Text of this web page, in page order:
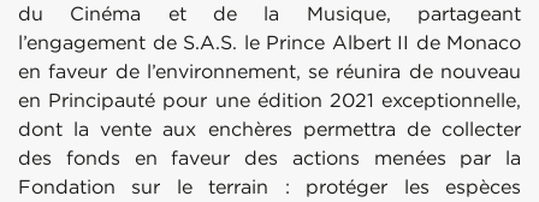
du Cinéma et de la Musique, partageant
l’engagement de S.A.S. le Prince Albert II de Monaco
en faveur de l’environnement, se réunira de nouveau
en Principauté pour une édition 2021 exceptionnelle,
dont la vente aux enchères permettra de collecter
des fonds en faveur des actions menées par la
Fondation sur le terrain : protéger les espèces